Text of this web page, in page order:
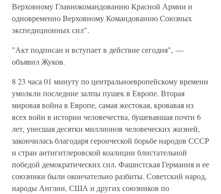
Верховному Главнокомандованию Красной Армии и
одновременно Верховному Командованию Союзных
экспедиционных сил".
"Акт подписан и вступает в действие сегодня", —
объявил Жуков.
8 23 часа 01 минуту по центральноевропейскому времени
умолкли последние залпы пушек в Европе. Вторая
мировая война в Европе, самая жестокая, кровавая из
всех войн в истории человечества, бушевавшая почти 6
лет, унесшая десятки миллионов человеческих жизней,
закончилась благодаря героической борьбе народов СССР
и стран антигитлеровской коалиции блистательной
победой демократических сил. Фашистская Германия и ее
союзники были окончательно разбиты. Советский народ,
народы Англии, США и других союзников по